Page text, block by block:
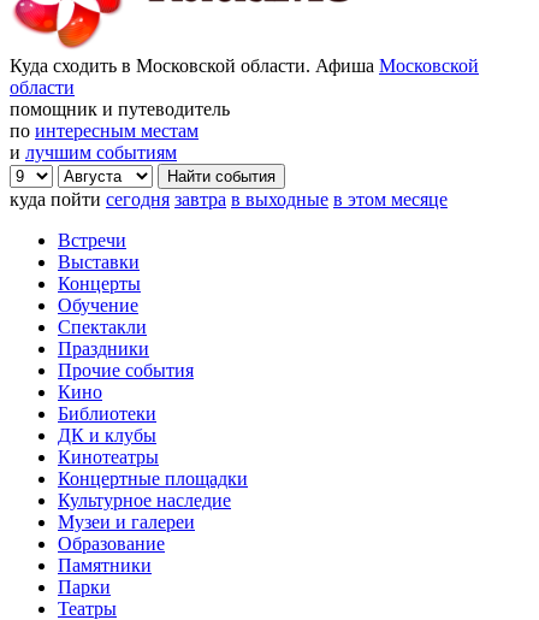
Куда сходить в Московской области. Афиша Московской
области
помощник и путеводитель
по интересным местам
и лучшим событиям
куда пойти сегодня завтра в выходные в этом месяце
Встречи
Выставки
Концерты
Обучение
Спектакли
Праздники
Прочие события
Кино
Библиотеки
ДК и клубы
Кинотеатры
Концертные площадки
Культурное наследие
Музеи и галереи
Образование
Памятники
Парки
Театры